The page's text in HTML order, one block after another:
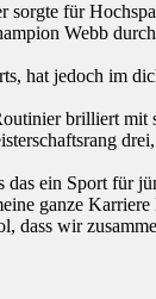
sorgte für
Webb
hat jedoch im
brilliert mit
das ein Sport für
ganze
dass wir